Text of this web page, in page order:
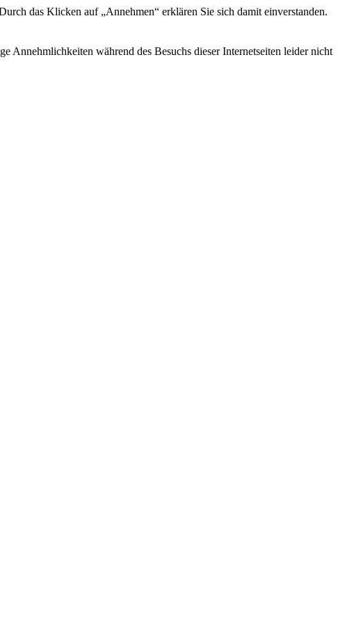
das Klicken auf „Annehmen“ erklären Sie sich damit einverstanden.
Annehmlichkeiten während des Besuchs dieser Internetseiten leider nicht